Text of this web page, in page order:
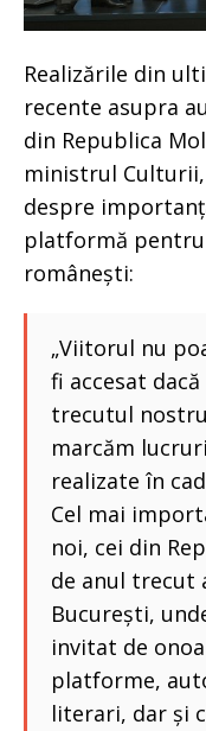
Realizările din
recente asupra
din Republica
ministrul
despre
platformă
românești:
„Viitorul nu
fi accesat
trecutul
marcăm
realizate în
Cel mai
noi, cei din
de anul trecut
București,
invitat de
platforme,
literari, dar și